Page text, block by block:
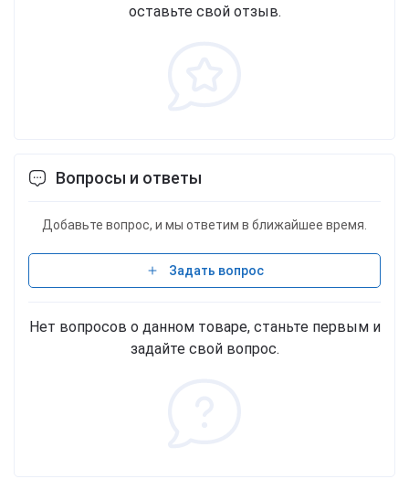
оставьте свой отзыв.
Вопросы и ответы
Добавьте вопрос, и мы ответим в ближайшее время.
Задать вопрос
Нет вопросов о данном товаре, станьте первым и
задайте свой вопрос.